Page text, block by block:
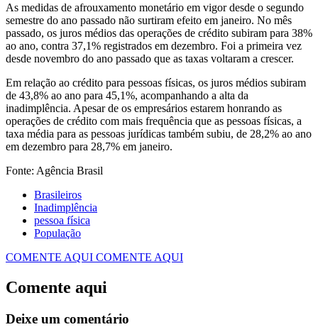
As medidas de afrouxamento monetário em vigor desde o segundo
semestre do ano passado não surtiram efeito em janeiro. No mês
passado, os juros médios das operações de crédito subiram para 38%
ao ano, contra 37,1% registrados em dezembro. Foi a primeira vez
desde novembro do ano passado que as taxas voltaram a crescer.
Em relação ao crédito para pessoas físicas, os juros médios subiram
de 43,8% ao ano para 45,1%, acompanhando a alta da
inadimplência. Apesar de os empresários estarem honrando as
operações de crédito com mais frequência que as pessoas físicas, a
taxa média para as pessoas jurídicas também subiu, de 28,2% ao ano
em dezembro para 28,7% em janeiro.
Fonte: Agência Brasil
Brasileiros
Inadimplência
pessoa física
População
COMENTE AQUI COMENTE AQUI
Comente aqui
Deixe um comentário